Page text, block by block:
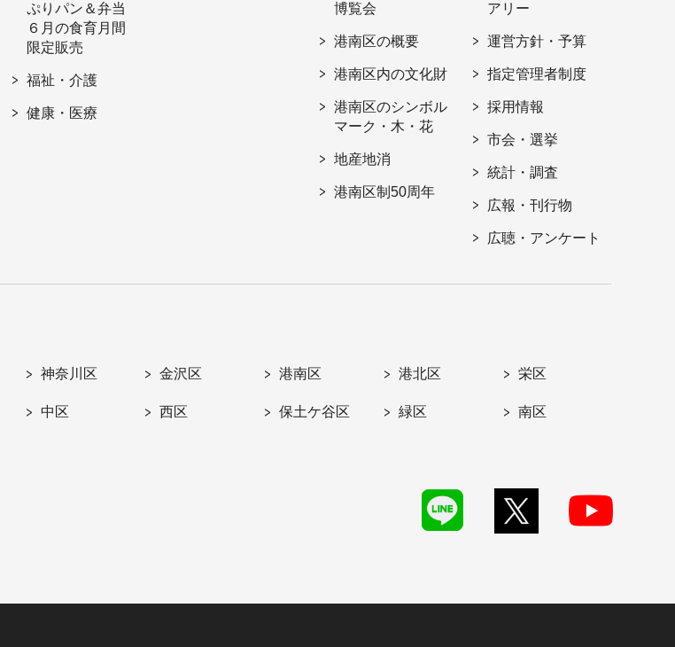
ぷりパン＆弁当
６月の食育月間
限定販売
福祉・介護
健康・医療
博覧会
港南区の概要
港南区内の文化財
港南区のシンボル
マーク・木・花
地産地消
港南区制50周年
アリー
運営方針・予算
指定管理者制度
採用情報
市会・選挙
統計・調査
広報・刊行物
広聴・アンケート
神奈川区 金沢区 港南区 港北区 栄区
中区 西区 保土ケ谷区 緑区 南区